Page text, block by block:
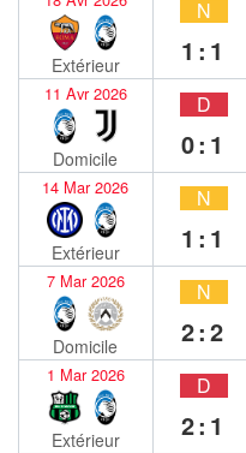
Extérieur
N
1:1
11 Avr 2026
Domicile
D
0:1
14 Mar 2026
Extérieur
N
1:1
7 Mar 2026
Domicile
N
2:2
1 Mar 2026
Extérieur
D
2:1